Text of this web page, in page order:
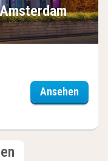
Ansehen
Hotels